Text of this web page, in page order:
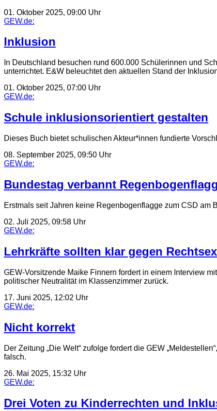
01. Oktober 2025, 09:00 Uhr
GEW.de:
Inklusion
In Deutschland besuchen rund 600.000 Schülerinnen und
unterrichtet. E&W beleuchtet den aktuellen Stand der
01. Oktober 2025, 07:00 Uhr
GEW.de:
Schule inklusionsorientiert gestalten
Dieses Buch bietet schulischen Akteur*innen fundierte
08. September 2025, 09:50 Uhr
GEW.de:
Bundestag verbannt
Erstmals seit Jahren keine Regenbogenflagge zum CSD
02. Juli 2025, 09:58 Uhr
GEW.de:
Lehrkräfte sollten klar gegen
GEW-Vorsitzende Maike Finnern fordert in einem Interview
politischer Neutralität im Klassenzimmer zurück.
17. Juni 2025, 12:02 Uhr
GEW.de:
Nicht korrekt
Der Zeitung „Die Welt“ zufolge fordert die GEW
falsch.
26. Mai 2025, 15:32 Uhr
GEW.de:
Drei Voten zu Kinderrechten und